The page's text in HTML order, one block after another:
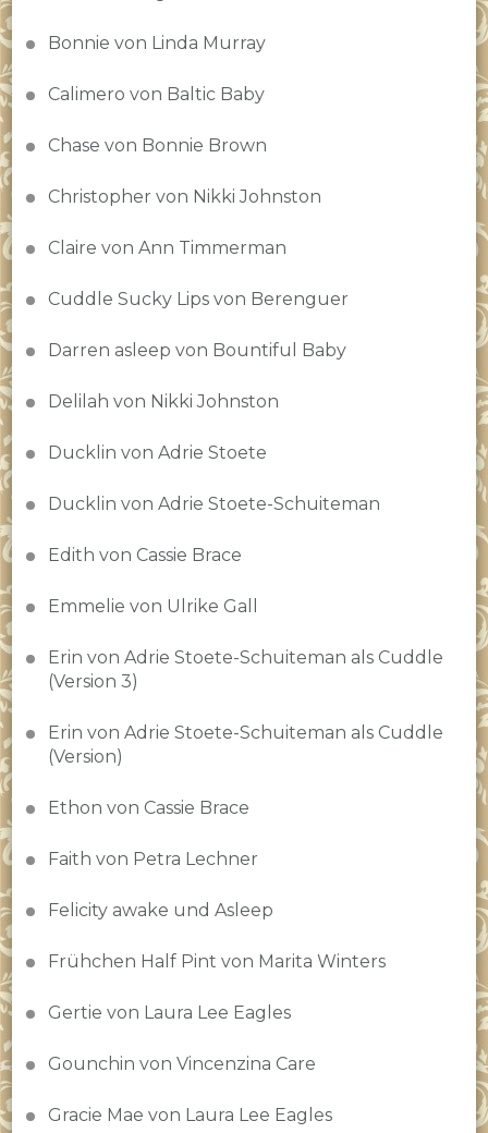
Bonnie von Linda Murray
Calimero von Baltic Baby
Chase von Bonnie Brown
Christopher von Nikki Johnston
Claire von Ann Timmerman
Cuddle Sucky Lips von Berenguer
Darren asleep von Bountiful Baby
Delilah von Nikki Johnston
Ducklin von Adrie Stoete
Ducklin von Adrie Stoete-Schuiteman
Edith von Cassie Brace
Emmelie von Ulrike Gall
Erin von Adrie Stoete-Schuiteman als Cuddle
(Version 3)
Erin von Adrie Stoete-Schuiteman als Cuddle
(Version)
Ethon von Cassie Brace
Faith von Petra Lechner
Felicity awake und Asleep
Frühchen Half Pint von Marita Winters
Gertie von Laura Lee Eagles
Gounchin von Vincenzina Care
Gracie Mae von Laura Lee Eagles